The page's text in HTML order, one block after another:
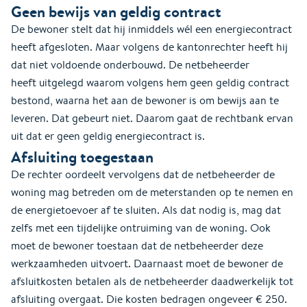
Geen bewijs van geldig contract
De bewoner stelt dat hij inmiddels wél een energiecontract
heeft afgesloten. Maar volgens de kantonrechter heeft hij
dat niet voldoende onderbouwd. De netbeheerder
heeft uitgelegd waarom volgens hem geen geldig contract
bestond, waarna het aan de bewoner is om bewijs aan te
leveren. Dat gebeurt niet. Daarom gaat de rechtbank ervan
uit dat er geen geldig energiecontract is.
Afsluiting toegestaan
De rechter oordeelt vervolgens dat de netbeheerder de
woning mag betreden om de meterstanden op te nemen en
de energietoevoer af te sluiten. Als dat nodig is, mag dat
zelfs met een tijdelijke ontruiming van de woning. Ook
moet de bewoner toestaan dat de netbeheerder deze
werkzaamheden uitvoert. Daarnaast moet de bewoner de
afsluitkosten betalen als de netbeheerder daadwerkelijk tot
afsluiting overgaat. Die kosten bedragen ongeveer € 250.